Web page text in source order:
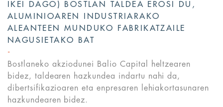
IKEI DAGO) BOSTLAN TALDEA EROSI DU,
ALUMINIOAREN INDUSTRIARAKO
ALEANTEEN MUNDUKO FABRIKATZAILE
NAGUSIETAKO BAT
Bostlaneko akziodunei Balio Capital heltzearen
bidez, taldearen hazkundea indartu nahi da,
dibertsifikazioaren eta enpresaren lehiakortasunaren
hazkundearen bidez.